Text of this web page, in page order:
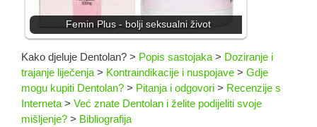
Femin Plus - bolji seksualni život
Kako djeluje Dentolan? > Popis sastojaka > Doziranje i
trajanje liječenja > Kontraindikacije i nuspojave > Gdje
mogu kupiti Dentolan? > Pitanja i odgovori > Recenzije s
Interneta > Već znate Dentolan i želite podijeliti svoje
mišljenje? > Bibliografija